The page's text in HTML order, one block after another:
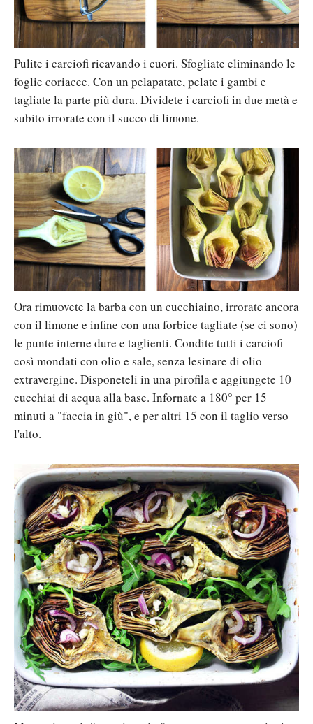
Pulite i carciofi ricavando i cuori. Sfogliate eliminando le
foglie coriacee. Con un pelapatate, pelate i gambi e
tagliate la parte più dura. Dividete i carciofi in due metà e
subito irrorate con il succo di limone.
Ora rimuovete la barba con un cucchiaino, irrorate ancora
con il limone e infine con una forbice tagliate (se ci sono)
le punte interne dure e taglienti. Condite tutti i carciofi
così mondati con olio e sale, senza lesinare di olio
extravergine. Disponeteli in una pirofila e aggiungete 10
cucchiai di acqua alla base. Infornate a 180° per 15
minuti a "faccia in giù", e per altri 15 con il taglio verso
l'alto.